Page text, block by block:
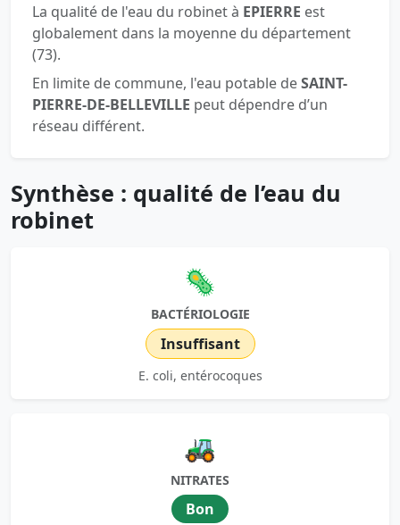
La qualité de l'eau du robinet à EPIERRE est
globalement dans la moyenne du département
(73).
En limite de commune, l'eau potable deSAINT-
PIERRE-DE-BELLEVILLE peut dépendre d’un
réseau différent.
Synthèse : qualité de l’eau du
robinet
🦠
BACTÉRIOLOGIE
Insuffisant
E. coli, entérocoques
🚜
NITRATES
Bon